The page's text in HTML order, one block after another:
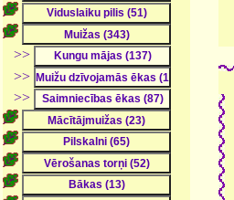
>>
>>
>>